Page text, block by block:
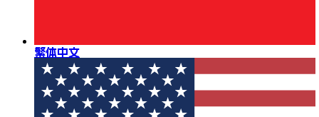
繁体中文